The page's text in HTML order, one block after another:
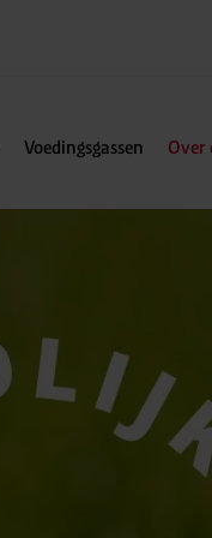
Voedingsgassen Over